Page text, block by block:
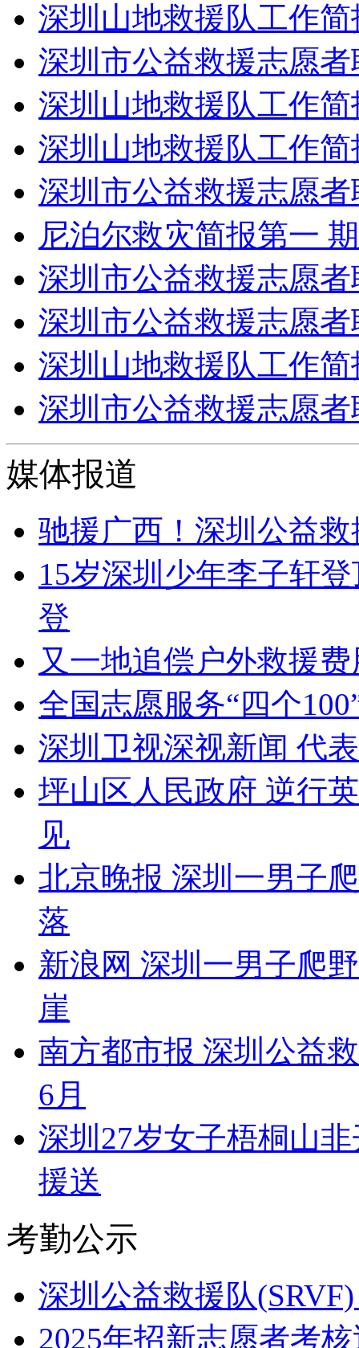
深圳山地救援队工作简
深圳市公益救援志愿
深圳山地救援队工作
深圳山地救援队工作
深圳市公益救援志愿
尼泊尔救灾简报第一 期
深圳市公益救援志愿
深圳市公益救援志愿
深圳山地救援队工作
深圳市公益救援志愿
媒体报道
驰援广西！深圳公益
15岁深圳少年李子轩
登
又一地追偿户外救援
全国志愿服务“四个
深圳卫视深视新闻 代
坪山区人民政府 逆行
见
北京晚报 深圳一男子
落
新浪网 深圳一男子爬
崖
南方都市报 深圳公益
6月
深圳27岁女子梧桐山
援送
考勤公示
深圳公益救援队
2025年招新志愿者考